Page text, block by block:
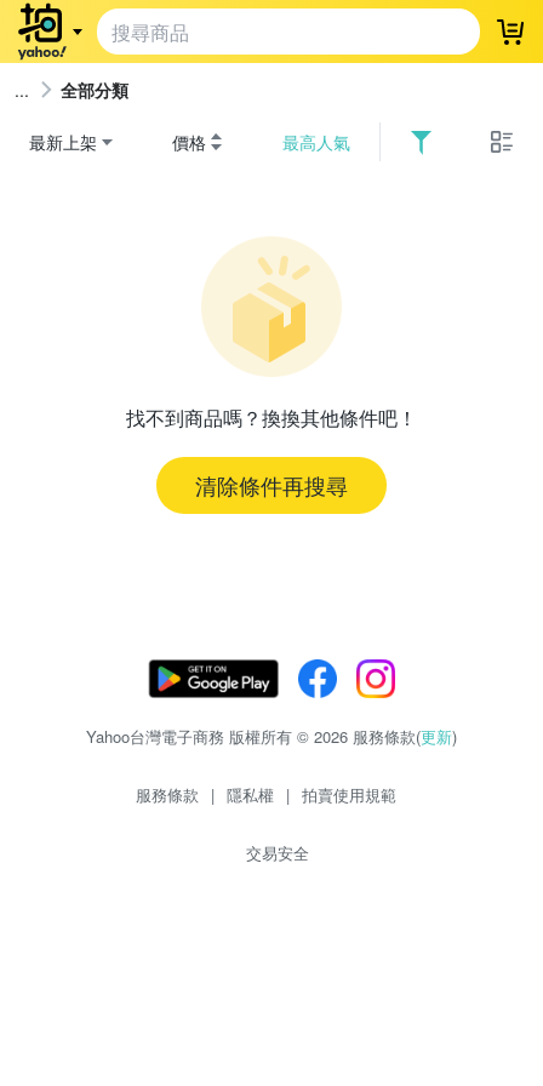
登
全部分類
最新上架 價格 最高人氣
找不到商品嗎？換換其他條件吧！
清除條件再搜尋
Yahoo台灣電子商務 版權所有 © 2026 服務條款(更新)
服務條款 | 隱私權 | 拍賣使用規範
交易安全